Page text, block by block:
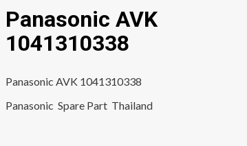
Panasonic AVK
1041310338
Panasonic AVK 1041310338
Panasonic Spare Part Thailand